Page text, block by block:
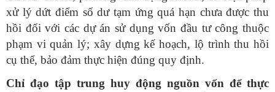
xử lý dứt điểm số dư tạm ứng quá hạn chưa được thu
hồi đối với các dự án sử dụng vốn đầu tư công thuộc
phạm vi quản lý; xây dựng kế hoạch, lộ trình thu hồi
cụ thể, bảo đảm thực hiện đúng quy định.
Chỉ đạo tập trung huy động nguồn vốn để thực